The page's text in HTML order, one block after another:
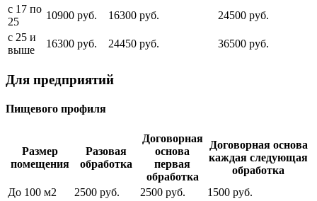
с 17 по
25
10900 руб. 16300 руб.
24500 руб.
с 25 и
выше
16300 руб. 24450 руб. 36500 руб.
Для предприятий
Пищевого профиля
Размер
помещения
Разовая
обработка
Договорная
основа
первая
обработка
Договорная основа
каждая следующая
обработка
До 100 м2
2500 руб. 2500 руб.
1500 руб.